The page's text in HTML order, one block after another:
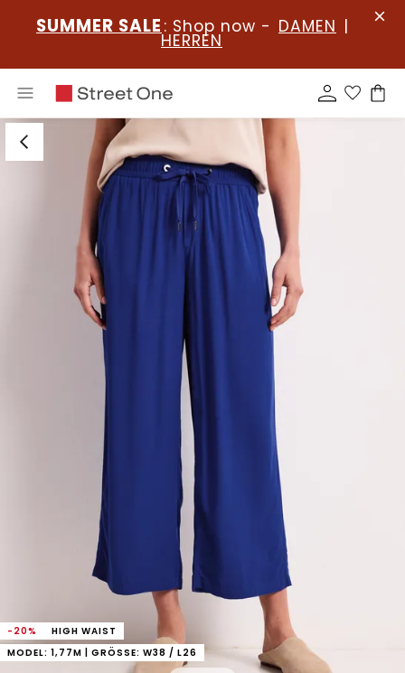
SUMMER SALE : Shop now - DAMEN |
HERREN
-20%
HIGH WAIST
MODEL: 1,77M | GRÖSSE: W38 / L26